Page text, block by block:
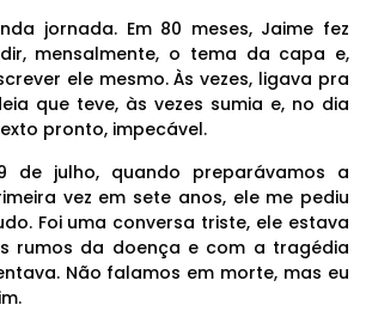
jornada. Em 80 meses, Jaime fez
mensalmente, o tema da capa e,
ele mesmo. Às vezes, ligava pra
que teve, às vezes sumia e, no dia
pronto, impecável.
de julho, quando preparávamos a
vez em sete anos, ele me pediu
Foi uma conversa triste, ele estava
rumos da doença e com a tragédia
Não falamos em morte, mas eu